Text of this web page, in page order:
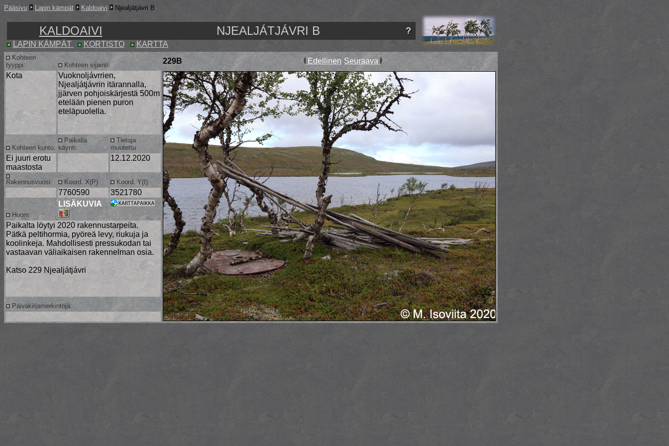
Pääsivu Lapin kämpät Kaldoaivi Njealjátjávri B
KALDOAIVI NJEALJÁTJÁVRI B
LAPIN KÄMPÄT KORTISTO KARTTA
Kohteen
tyyppi:
Kohteen sijainti: 229B Edellinen Seuraava
Kota
Vuoknoljávrrien,
Njealjátjávrin itärannalla,
jjärven pohjoiskärjestä 500m
etelään pienen puron
eteläpuolella.
Kohteen kunto:
Paikalla
käynti:
Tietoja
muutettu
Ei juuri erotu
maastosta
12.12.2020
Rakennusvuosi: Koord. X(P) Koord. Y(I)
7760590 3521780
Huom:
LISÄKUVIA
Paikalta löytyi 2020 rakennustarpeita.
Pätkä peltihormia, pyöreä levy, riukuja ja
koolinkeja. Mahdollisesti pressukodan tai
vastaavan väliaikaisen rakennelman osia.
Katso 229 Njealjátjávri
Päiväkirjamerkintöjä: